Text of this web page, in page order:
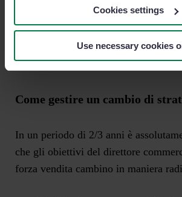
Cookies settings
Use necessary cookies
solo un anello di questa catena si
indipendentemente dalle attività
ottenere quanto previsto.
Come gestire un cambio di
In un periodo di 2/3 anni è
che gli obiettivi del direttore
forza vendita cambino in maniera